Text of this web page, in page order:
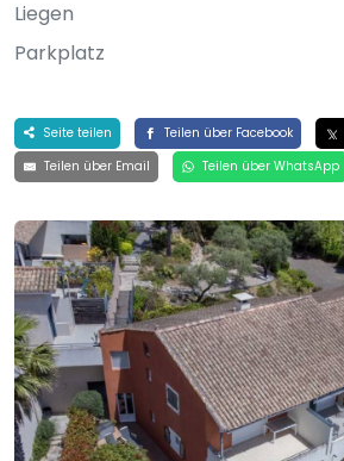
Liegen
Parkplatz
Seite teilen Teilen über Facebook
Teilen über Email
Teilen über WhatsApp